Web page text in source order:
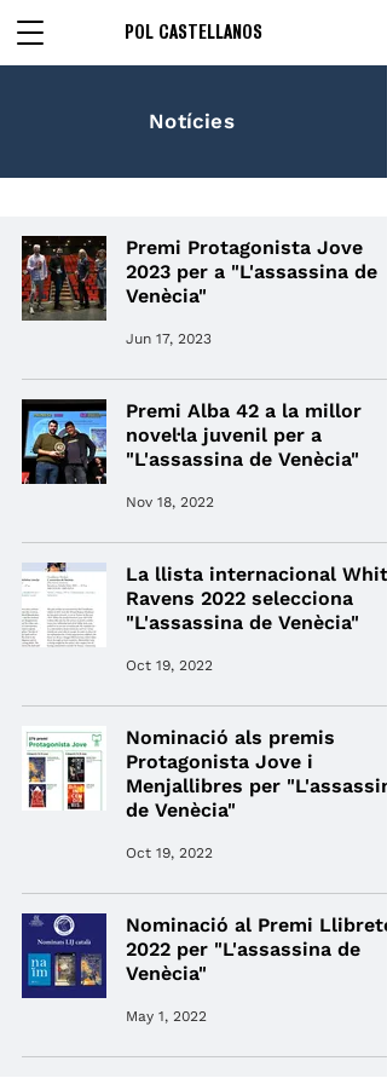
POL CASTELLANOS
Notícies
Premi Protagonista Jove
2023 per a "L'assassina de
Venècia"
Jun 17, 2023
Premi Alba 42 a la millor
novel·la juvenil per a
"L'assassina de Venècia"
Nov 18, 2022
La llista internacional White
Ravens 2022 selecciona
"L'assassina de Venècia"
Oct 19, 2022
Nominació als premis
Protagonista Jove i
Menjallibres per
de Venècia"
Oct 19, 2022
Nominació al Premi
2022 per "L'assassina de
Venècia"
May 1, 2022